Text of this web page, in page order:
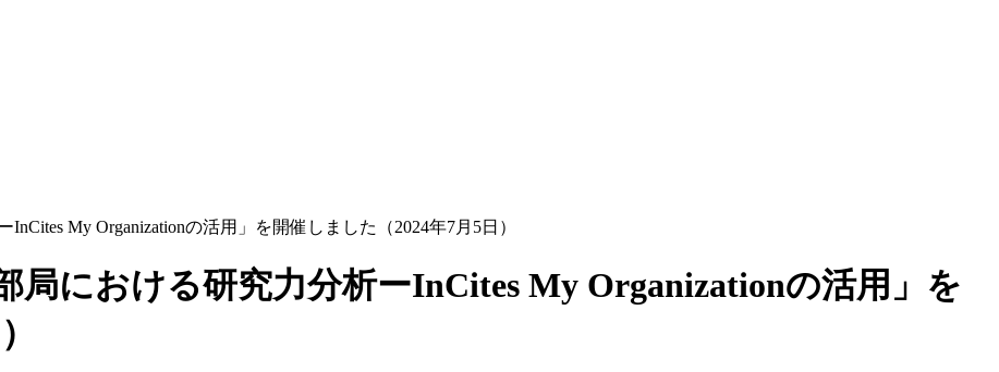
My Organizationの活用」を開催しました（2024年7月5日）
局における研究力分析ーInCites My Organizationの活用」を